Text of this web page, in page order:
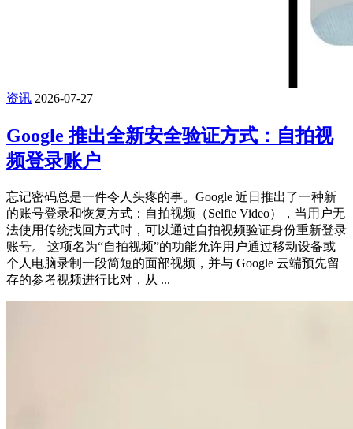
资讯 2026-07-27
Google 推出全新安全验证方式：自拍视
频登录账户
忘记密码总是一件令人头疼的事。Google 近日推出了一种新
的账号登录和恢复方式：自拍视频（Selfie Video），当用户无
法使用传统找回方式时，可以通过自拍视频验证身份重新登录
账号。 这项名为“自拍视频”的功能允许用户通过移动设备或
个人电脑录制一段简短的面部视频，并与 Google 云端预先留
存的参考视频进行比对，从 ...